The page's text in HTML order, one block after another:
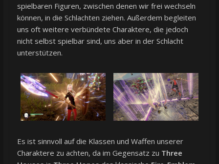
spielbaren Figuren, zwischen denen wir frei wechseln
können, in die Schlachten ziehen. Außerdem begleiten
uns oft weitere verbündete Charaktere, die jedoch
nicht selbst spielbar sind, uns aber in der Schlacht
unterstützen.
Es ist sinnvoll auf die Klassen und Waffen unserer
Charaktere zu achten, da im Gegensatz zu Three